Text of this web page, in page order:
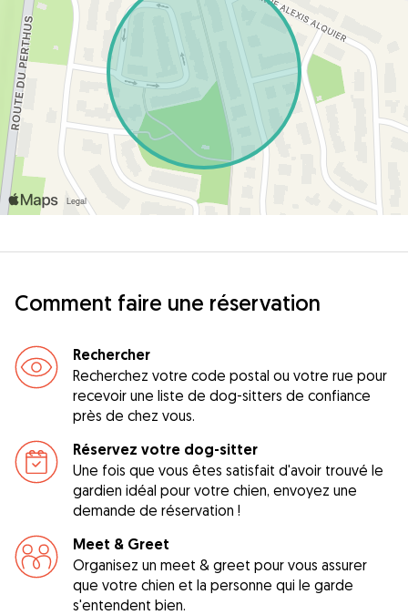
Comment faire une réservation
Rechercher
Recherchez votre code postal ou votre rue pour
recevoir une liste de dog-sitters de confiance
près de chez vous.
Réservez votre dog-sitter
Une fois que vous êtes satisfait d'avoir trouvé le
gardien idéal pour votre chien, envoyez une
demande de réservation !
Meet & Greet
Organisez un meet & greet pour vous assurer
que votre chien et la personne qui le garde
s'entendent bien.